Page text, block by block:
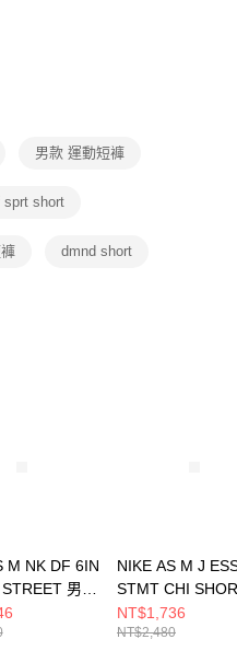
簡訊中的連結，可透過四大超商／
方視為交易完成。
之結帳頁面顯示為準，若有關於
疑問，請聯繫「AFTEE先享後付
support/home
「AFTEE先享後付」服務完成之交
人或監護人之同意方可使用
個別帳號之用戶狀況，依本公司即
運費
男款 運動短褲
short
dmnd short
M NK DF 6IN
男
NIKE AS M J
STMT CHI
短褲 HF9366010
NT$1,736
NT$2,480